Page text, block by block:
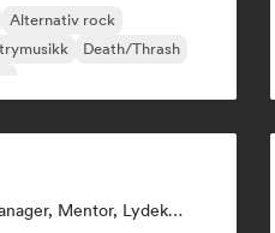
Alternativ rock
Death/Thrash
Plateselskap, Manager, Mentor, Lydekspert